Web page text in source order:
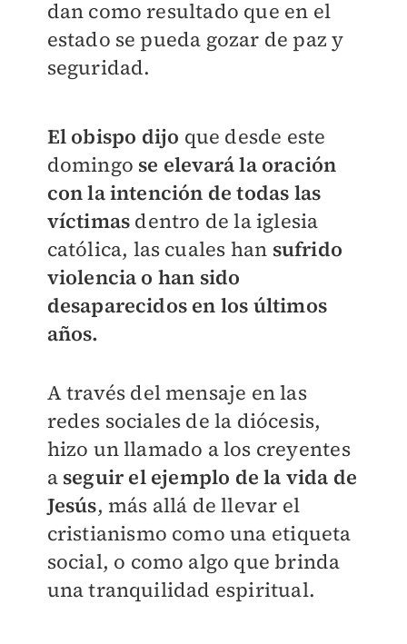
dan como resultado que en el
estado se pueda gozar de paz y
seguridad.
El obispo dijo que desde este
domingo se elevará la oración
con la intención de todas las
víctimas dentro de la iglesia
católica, las cuales han sufrido
violencia o han sido
desaparecidos en los últimos
años.
A través del mensaje en las
redes sociales de la diócesis,
hizo un llamado a los creyentes
aseguir el ejemplo de la vida de
Jesús, más allá de llevar el
cristianismo como una etiqueta
social, o como algo que brinda
una tranquilidad espiritual.